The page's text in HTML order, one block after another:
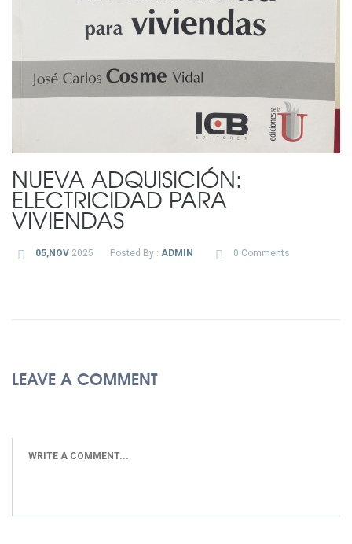
NUEVA ADQUISICIÓN:
ELECTRICIDAD PARA
VIVIENDAS
05,NOV2025 Posted By : ADMIN 0 Comments
LEAVE A COMMENT